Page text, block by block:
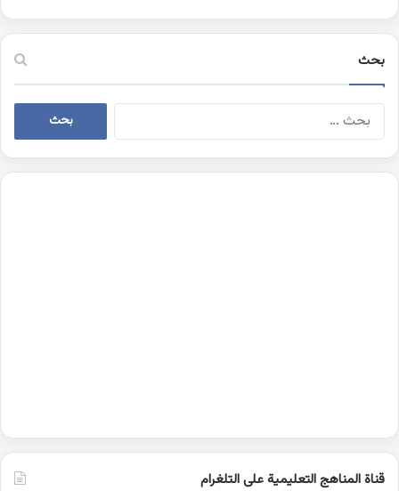
بحث
البحث
قناة المناهج التعليمية على التلغرام